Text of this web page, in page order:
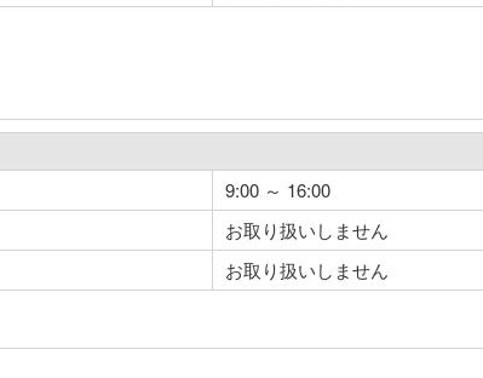
9:00 ～ 16:00
お取り扱いしません
お取り扱いしません